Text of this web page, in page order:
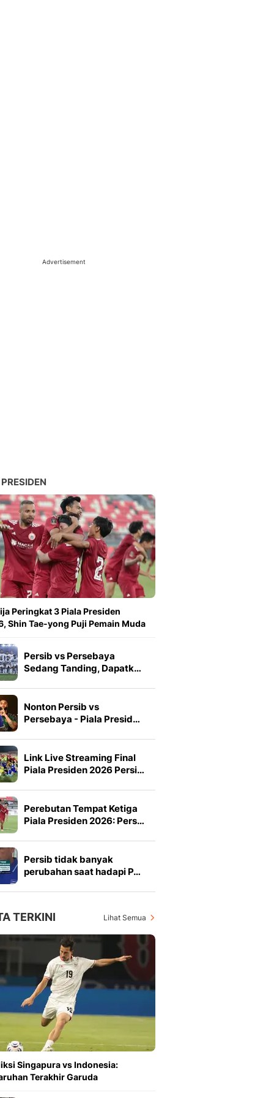
Advertisement
Peringkat 3 Piala Presiden
Shin Tae-yong Puji Pemain Muda
Persib vs Persebaya
Sedang Tanding, Dapatk…
Nonton Persib vs
Persebaya - Piala Presid…
Link Live Streaming Final
Piala Presiden 2026 Persi…
Perebutan Tempat Ketiga
Piala Presiden 2026: Pers…
Persib tidak banyak
perubahan saat hadapi P…
TERKINI Lihat Semua
Singapura vs Indonesia:
Terakhir Garuda